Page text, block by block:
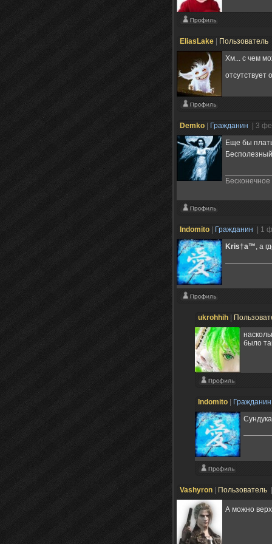
EliasLake Пользователь
Хм... с чем
отсутствует
Demko Гражданин
| 3
Еще бы
Бесконечное
Indomito Гражданин
| 1
Kris†a™, а
ukrohhih
было
Indomito
Vashyron Пользователь
А можно